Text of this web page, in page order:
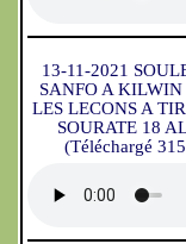
13-11-2021
SANFO A KILWIN
LES LECONS A
SOURATE 18
(Téléchargé